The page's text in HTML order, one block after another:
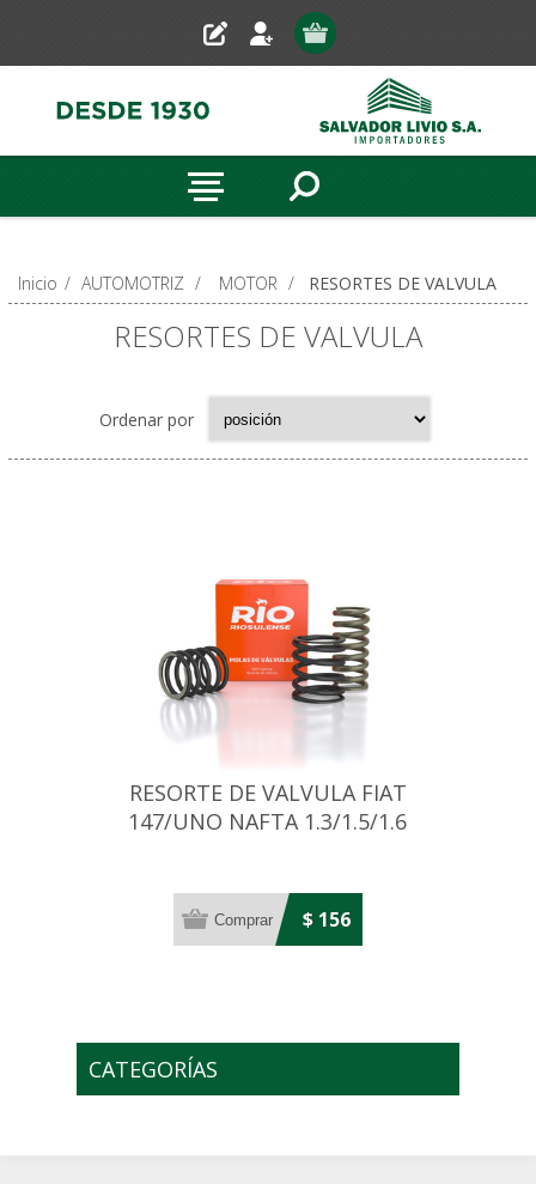
Inicio / AUTOMOTRIZ / MOTOR / RESORTES DE VALVULA
RESORTES DE VALVULA
Ordenar por
RESORTE DE VALVULA FIAT
147/UNO NAFTA 1.3/1.5/1.6
$ 156
CATEGORÍAS